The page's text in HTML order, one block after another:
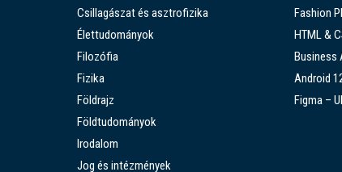
Csillagászat és asztrofizika
Élettudományok
Filozófia
Fizika
Földrajz
Földtudományok
Irodalom
Jog és intézmények
Fashion
HTML &
Business
Android
Figma –